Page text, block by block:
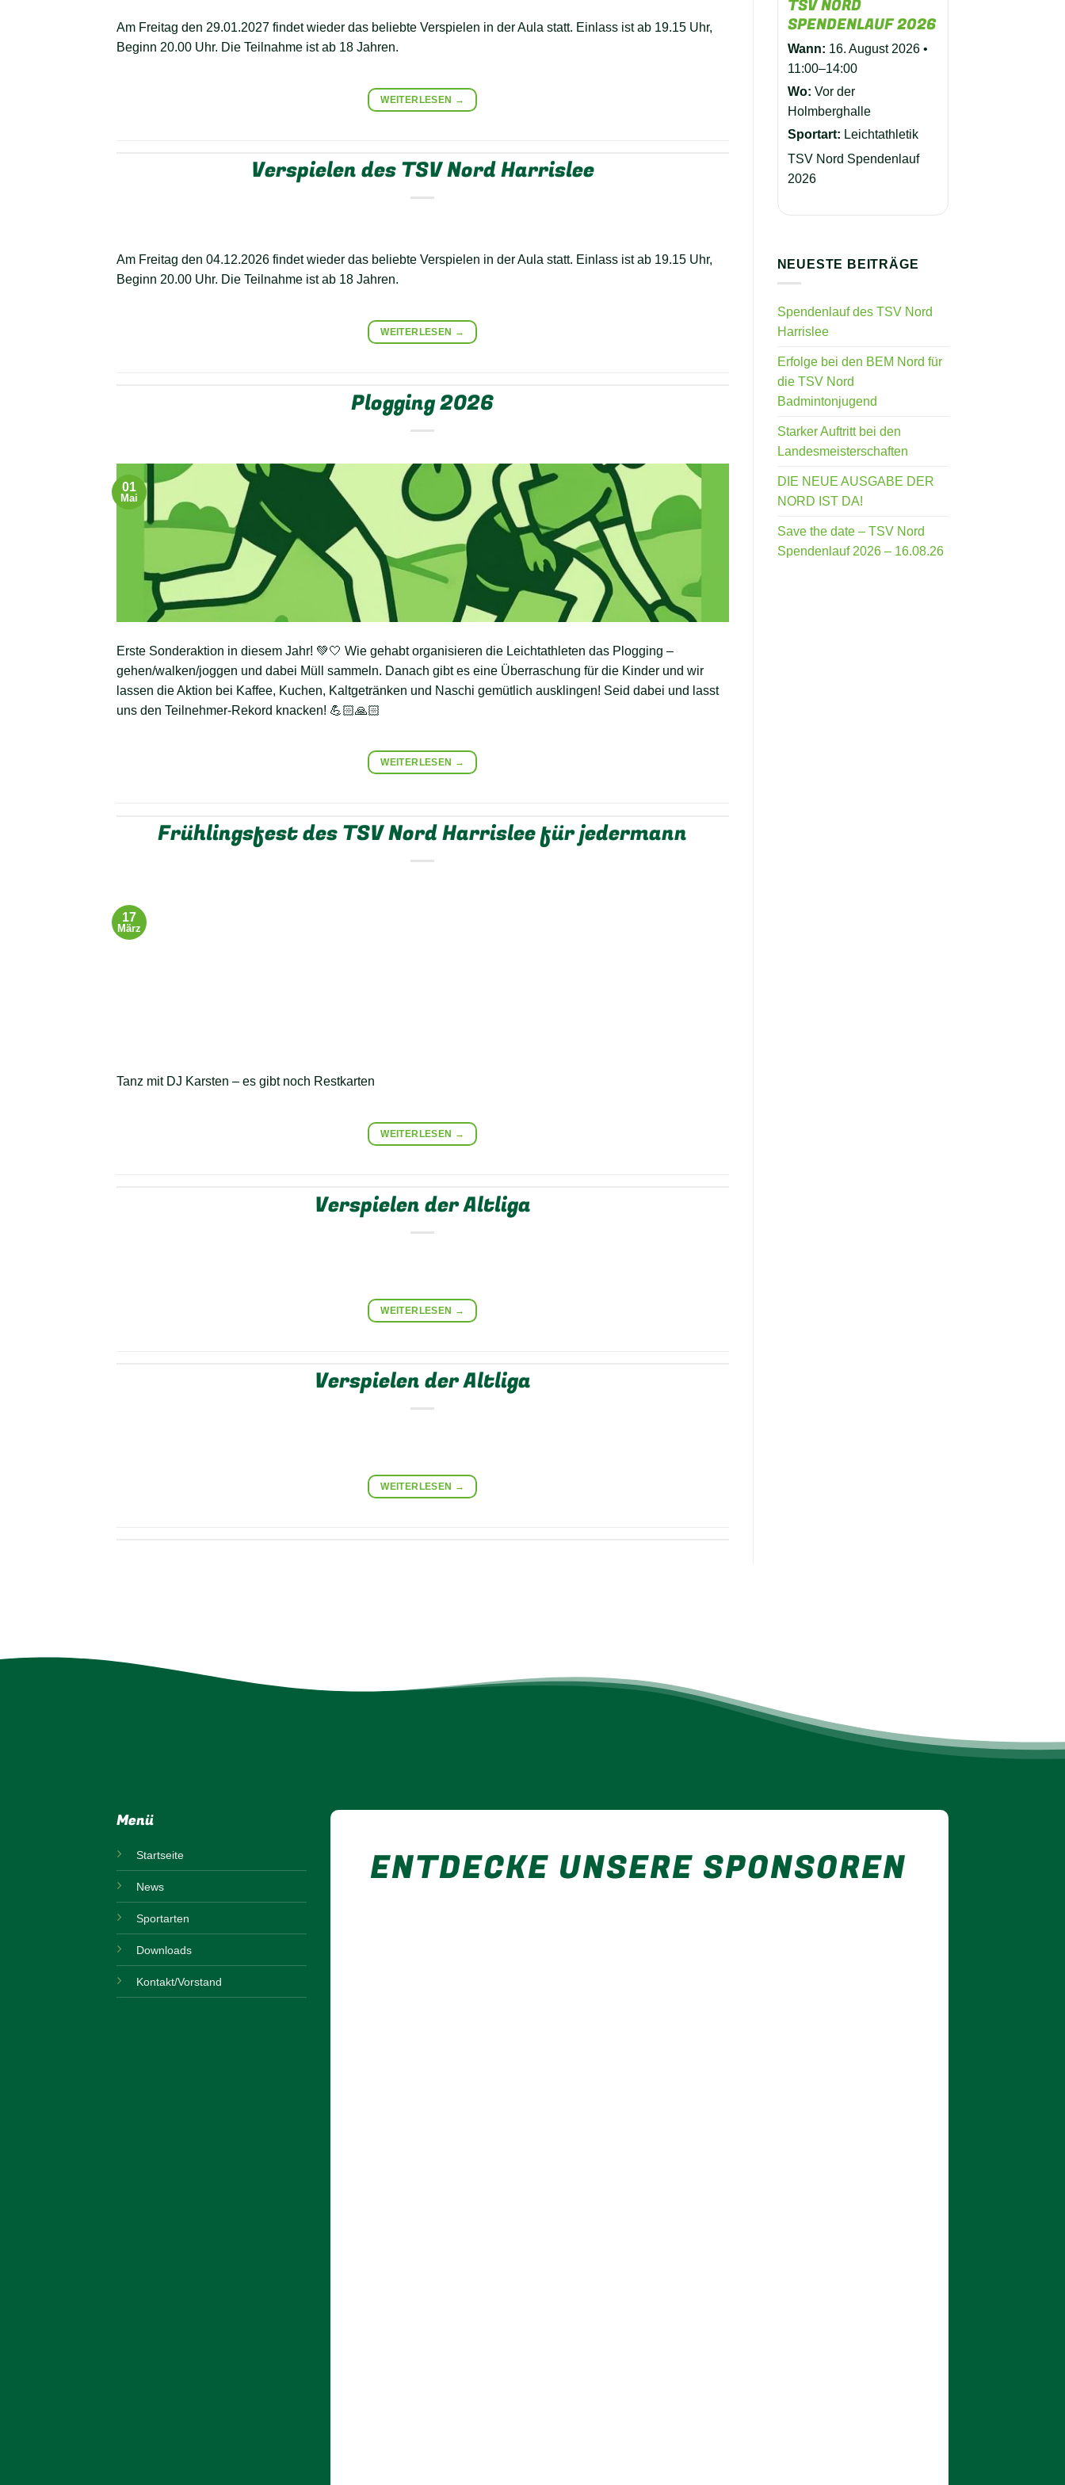
Am Freitag den 29.01.2027 findet wieder das beliebte Verspielen in der Aula statt. Einlass ist ab 19.15 Uhr,
Beginn 20.00 Uhr. Die Teilnahme ist ab 18 Jahren.
WEITERLESEN →
Verspielen des TSV Nord Harrislee
Am Freitag den 04.12.2026 findet wieder das beliebte Verspielen in der Aula statt. Einlass ist ab 19.15 Uhr,
Beginn 20.00 Uhr. Die Teilnahme ist ab 18 Jahren.
WEITERLESEN →
Plogging 2026
01
Mai
Erste Sonderaktion in diesem Jahr! 💚🤍 Wie gehabt organisieren die Leichtathleten das Plogging –
gehen/walken/joggen und dabei Müll sammeln. Danach gibt es eine Überraschung für die Kinder und wir
lassen die Aktion bei Kaffee, Kuchen, Kaltgetränken und Naschi gemütlich ausklingen! Seid dabei und lasst
uns den Teilnehmer-Rekord knacken! 💪🏻🙏🏻
WEITERLESEN →
Frühlingsfest des TSV Nord Harrislee für jedermann
17
März
Tanz mit DJ Karsten – es gibt noch Restkarten
WEITERLESEN →
Verspielen der Altliga
WEITERLESEN →
Verspielen der Altliga
WEITERLESEN →
TSV NORD
SPENDENLAUF 2026
Wann: 16. August 2026 •
11:00–14:00
Wo: Vor der
Holmberghalle
Sportart: Leichtathletik
TSV Nord Spendenlauf
2026
NEUESTE BEITRÄGE
Spendenlauf des TSV Nord
Harrislee
Erfolge bei den BEM Nord für
die TSV Nord
Badmintonjugend
Starker Auftritt bei den
Landesmeisterschaften
DIE NEUE AUSGABE DER
NORD IST DA!
Save the date – TSV Nord
Spendenlauf 2026 – 16.08.26
Menü
Startseite
News
Sportarten
Downloads
Kontakt/Vorstand
ENTDECKE UNSERE SPONSOREN